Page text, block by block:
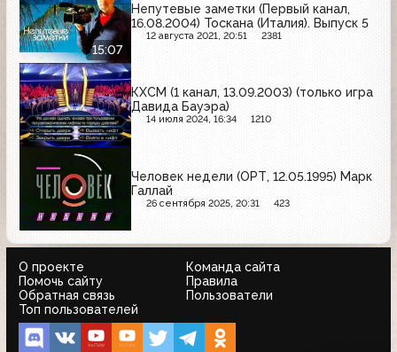
15:07
Непутевые заметки (Первый канал,
16.08.2004) Тоскана (Италия). Выпуск 5
12 августа 2021, 20:51 2381
КХСМ (1 канал, 13.09.2003) (только игра
Давида Бауэра)
14 июля 2024, 16:34 1210
Человек недели (ОРТ, 12.05.1995) Марк
Галлай
26 сентября 2025, 20:31 423
О проекте
Команда сайта
Помочь сайту
Правила
Обратная связь
Пользователи
Топ пользователей